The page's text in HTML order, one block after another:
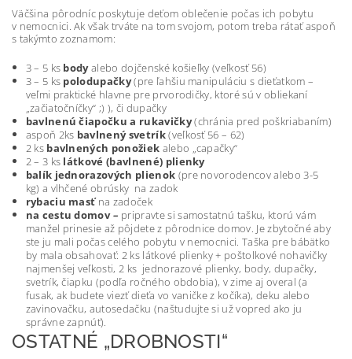
Väčšina pôrodníc poskytuje deťom oblečenie počas ich pobytu
v nemocnici. Ak však trváte na tom svojom, potom treba rátať aspoň
s takýmto zoznamom:
3 – 5 ks bodyalebo dojčenské košieľky (veľkosť 56)
3 – 5 ks polodupačky(pre ľahšiu manipuláciu s dieťatkom –
veľmi praktické hlavne pre prvorodičky, ktoré sú v obliekaní
„začiatočníčky“ ;) ), či dupačky
bavlnenú čiapočku a rukavičky(chránia pred poškriabaním)
aspoň 2ks bavlnený svetrík(veľkosť 56 – 62)
2 ks bavlnených ponožiek alebo „capačky“
2 – 3 ks látkové (bavlnené) plienky
balík jednorazových plienok (pre novorodencov alebo 3-5
kg) a vlhčené obrúsky na zadok
rybaciu masťna zadoček
na cestu domov– pripravte si samostatnú tašku, ktorú vám
manžel prinesie až pôjdete z pôrodnice domov. Je zbytočné aby
ste ju mali počas celého pobytu v nemocnici. Taška pre bábätko
by mala obsahovať: 2 ks látkové plienky + poštolkové nohavičky
najmenšej veľkosti, 2 ks jednorazové plienky, body, dupačky,
svetrík, čiapku (podľa ročného obdobia), v zime aj overal (a
fusak, ak budete viezť dieťa vo vaničke z kočíka), deku alebo
zavinovačku, autosedačku (naštudujte si už vopred ako ju
správne zapnúť).
OSTATNÉ „DROBNOSTI“